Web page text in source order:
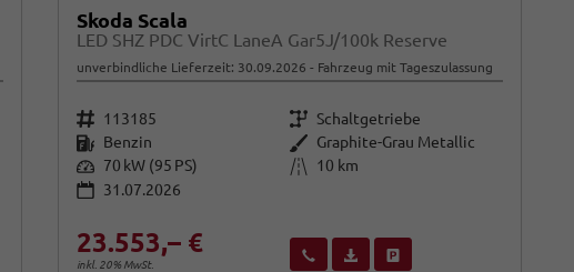
Skoda Scala
LED SHZ PDC VirtC LaneA Gar5J/100k Reserve
unverbindliche Lieferzeit: 30.09.2026 Fahrzeug mit Tageszulassung
Fahrzeugnr. 113185 Getriebe Schaltgetriebe
Kraftstoff Benzin Außenfarbe Graphite-Grau Metallic
Leistung 70 kW (95 PS) Kilometerstand
10 km
31.07.2026
23.553,– €
inkl. 20% MwSt.
Wir rufen Sie anFahrzeugexposé (PDF)
Fahrzeug parken